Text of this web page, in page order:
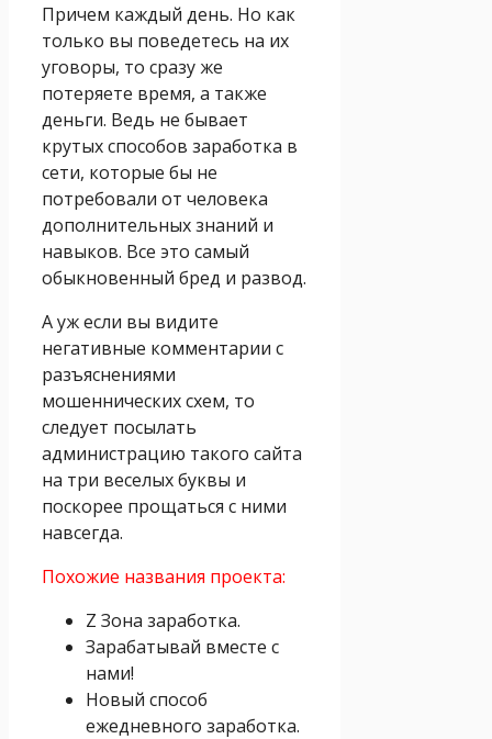
Причем каждый день. Но как
только вы поведетесь на их
уговоры, то сразу же
потеряете время, а также
деньги. Ведь не бывает
крутых способов заработка в
сети, которые бы не
потребовали от человека
дополнительных знаний и
навыков. Все это самый
обыкновенный бред и развод.
А уж если вы видите
негативные комментарии с
разъяснениями
мошеннических схем, то
следует посылать
администрацию такого сайта
на три веселых буквы и
поскорее прощаться с ними
навсегда.
Похожие названия проекта:
Z Зона заработка.
Зарабатывай вместе с
нами!
Новый способ
ежедневного заработка.